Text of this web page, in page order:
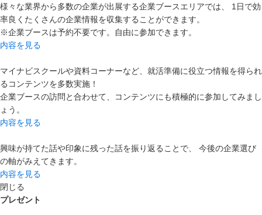
様々な業界から多数の企業が出展する企業ブースエリアでは、 1日で効
率良くたくさんの企業情報を収集することができます。
※企業ブースは予約不要です。自由に参加できます。
内容を見る
マイナビスクールや資料コーナーなど、就活準備に役立つ情報を得られ
るコンテンツを多数実施！
企業ブースの訪問と合わせて、コンテンツにも積極的に参加してみまし
ょう。
内容を見る
興味が持てた話や印象に残った話を振り返ることで、 今後の企業選び
の軸がみえてきます。
内容を見る
閉じる
プレゼント